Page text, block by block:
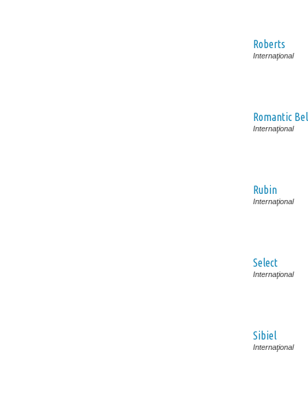
Roberts
Internaţional
Romantic
Internaţional
Rubin
Internaţional
Select
Internaţional
Sibiel
Internaţional